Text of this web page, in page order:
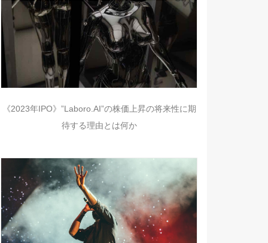
《2023年IPO》”Laboro.AI”の株価上昇の将来性に期
待する理由とは何か